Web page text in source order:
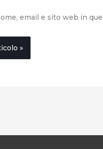
email e sito web in